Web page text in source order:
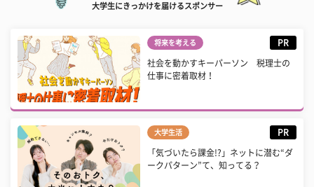
大学生にきっかけを届けるスポンサー
将来を考える PR
社会を動かすキーパーソン 税理士の
仕事に密着取材！
大学生活 PR
「気づいたら課金!?」ネットに潜む“ダ
ークパターン”て、知ってる？